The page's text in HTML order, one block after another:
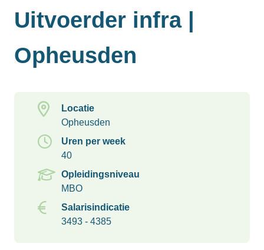
Uitvoerder infra |
Opheusden
Locatie
Opheusden
Uren per week
40
Opleidingsniveau
MBO
Salarisindicatie
3493 - 4385